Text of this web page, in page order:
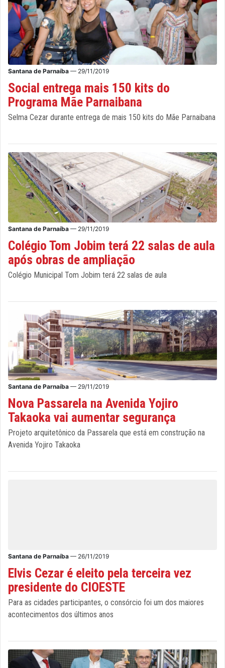
Santana de Parnaíba — 29/11/2019
Social entrega mais 150 kits do
Programa Mãe Parnaibana
Selma Cezar durante entrega de mais 150 kits do Mãe Parnaibana
Santana de Parnaíba — 29/11/2019
Colégio Tom Jobim terá 22 salas de aula
após obras de ampliação
Colégio Municipal Tom Jobim terá 22 salas de aula
Santana de Parnaíba — 29/11/2019
Nova Passarela na Avenida Yojiro
Takaoka vai aumentar segurança
Projeto arquitetônico da Passarela que está em construção na
Avenida Yojiro Takaoka
Santana de Parnaíba — 26/11/2019
Elvis Cezar é eleito pela terceira vez
presidente do CIOESTE
Para as cidades participantes, o consórcio foi um dos maiores
acontecimentos dos últimos anos